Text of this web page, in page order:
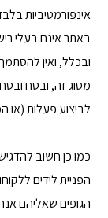
אינפורמטיביות
באתר אינם בעלי
ובכלל, ואין
מסוג זה, ובטח
לביצוע פעלות (או
כמו כן חשוב
הפניית לידים
הגופים שאליהם